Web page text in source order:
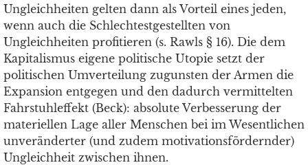
Ungleichheiten gelten dann als Vorteil eines jeden,
wenn auch die Schlechtestgestellten von
Ungleichheiten profitieren (s. Rawls § 16). Die dem
Kapitalismus eigene politische Utopie setzt der
politischen Umverteilung zugunsten der Armen die
Expansion entgegen und den dadurch vermittelten
Fahrstuhleffekt (Beck): absolute Verbesserung der
materiellen Lage aller Menschen bei im Wesentlichen
unveränderter (und zudem motivationsfördernder)
Ungleichheit zwischen ihnen.